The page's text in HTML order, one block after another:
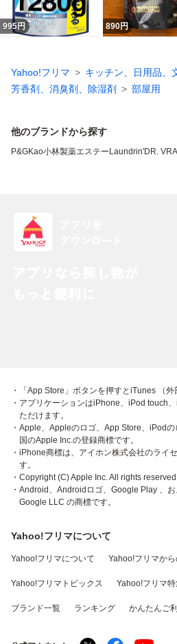
995円 890円
Yahoo!フリマ
キッチン、日用品、
芳香剤、消臭剤、除湿剤
部屋用
他のブランドから探す
P&GKao小林製薬エステー Laundrin'DR.
・「App Store」ボタンを押すとiTunes （外
・アプリケーションはiPhone、iPod touch
ただけます。
・Apple、Appleのロゴ、App Store、iPod
国のApple Inc.の登録商標です。
・iPhone商標は、アイホン株式会社のライ
す。
・Copyright (C) Apple Inc. All rights
・Android、Androidロゴ、Google Play 、お
Google LLC の商標です。
Yahoo!フリマについて
Yahoo!フリマについて Yahoo!フリマか
Yahoo!フリマトピックス Yahoo!フリマ
ブランド一覧 ランキング かんたんご